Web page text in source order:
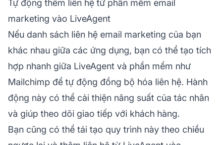
Tự động thêm liên hệ từ phần mềm email
marketing vào LiveAgent
Nếu danh sách liên hệ email marketing của bạn
khác nhau giữa các ứng dụng, bạn có thể tạo tích
hợp nhanh giữa LiveAgent và phần mềm như
Mailchimp để tự động đồng bộ hóa liên hệ. Hành
động này có thể cải thiện năng suất của tác nhân
và giúp theo dõi giao tiếp với khách hàng.
Bạn cũng có thể tái tạo quy trình này theo chiều